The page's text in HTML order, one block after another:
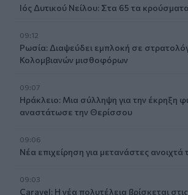
Ιός Δυτικού Νείλου: Στα 65 τα
09:12
Ρωσία: Διαψεύδει εμπλοκή σε
Κολομβιανών μισθοφόρων
09:07
Ηράκλειο: Μια σύλληψη για την έκρηξη
αναστάτωσε την Θερίσσου
09:06
Νέα επιχείρηση για μετανάστες ανοιχτά
09:03
Caravel: Η νέα πολυτέλεια βρίσκεται